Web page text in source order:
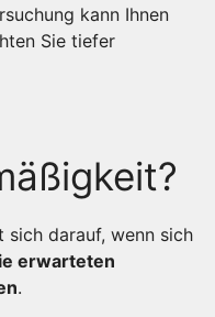
kann Ihnen
Sie tiefer
darauf, wenn sich
erwarteten
.